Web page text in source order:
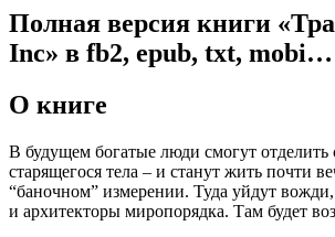
Полная версия книги
Inc» в fb2, epub, txt, mobi…
О книге
В будущем богатые люди смогут отделить
старящегося тела – и станут жить почти
“баночном” измерении. Туда уйдут
и архитекторы миропорядка. Там будет